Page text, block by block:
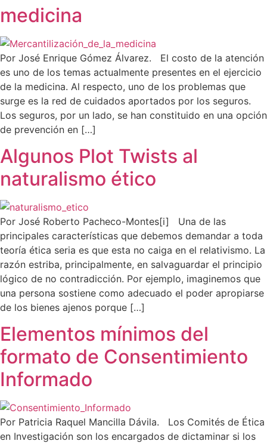
medicina
Por José Enrique Gómez Álvarez. El costo de la atención
es uno de los temas actualmente presentes en el ejercicio
de la medicina. Al respecto, uno de los problemas que
surge es la red de cuidados aportados por los seguros.
Los seguros, por un lado, se han constituido en una opción
de prevención en […]
Algunos Plot Twists al
naturalismo ético
Por José Roberto Pacheco-Montes[i] Una de las
principales características que debemos demandar a toda
teoría ética seria es que esta no caiga en el relativismo. La
razón estriba, principalmente, en salvaguardar el principio
lógico de no contradicción. Por ejemplo, imaginemos que
una persona sostiene como adecuado el poder apropiarse
de los bienes ajenos porque […]
Elementos mínimos del
formato de Consentimiento
Informado
Por Patricia Raquel Mancilla Dávila. Los Comités de Ética
en Investigación son los encargados de dictaminar si los